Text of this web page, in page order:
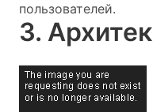
пользователей.
3.